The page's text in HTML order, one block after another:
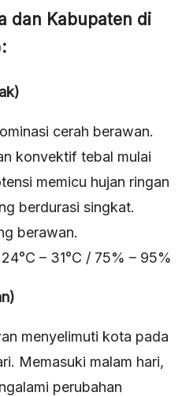
dan Kabupaten di
cerah berawan.
konvektif tebal mulai
memicu hujan ringan
berdurasi singkat.
berawan.
– 31°C / 75% – 95%
menyelimuti kota pada
Memasuki malam hari,
perubahan